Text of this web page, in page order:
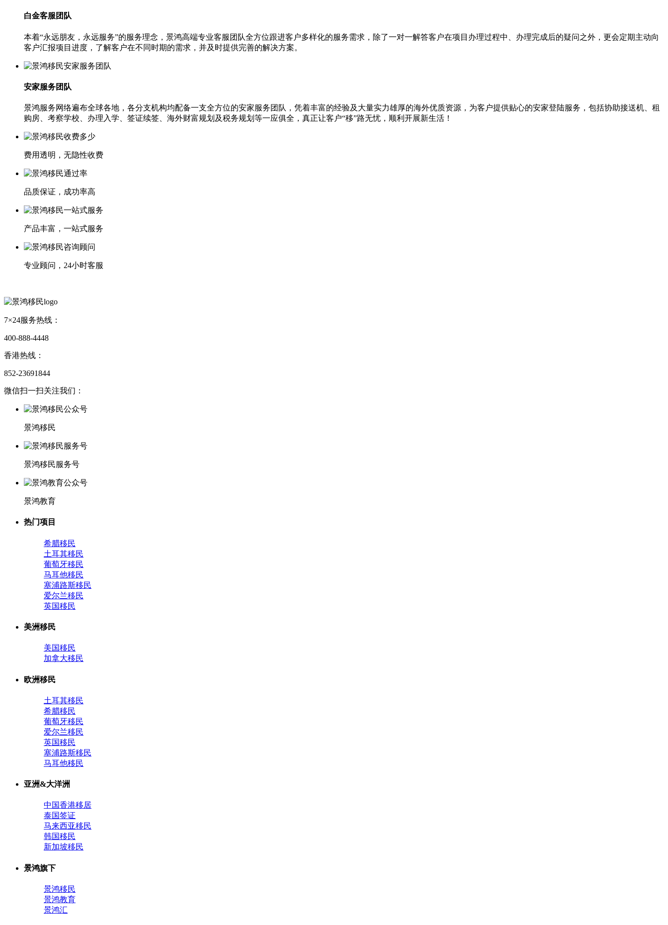
白金客服团队
本着“永远朋友，永远服务”的服务理念，景鸿高端专业客服团队全方位跟进客户多样化的服务需求，除了一对一解答客户在项目办理过程中、办理完成后的疑问之外，更会定期主动向
客户汇报项目进度，了解客户在不同时期的需求，并及时提供完善的解决方案。
安家服务团队
景鸿服务网络遍布全球各地，各分支机构均配备一支全方位的安家服务团队，凭着丰富的经验及大量实力雄厚的海外优质资源，为客户提供贴心的安家登陆服务，包括协助接送机、租
购房、考察学校、办理入学、签证续签、海外财富规划及税务规划等一应俱全，真正让客户“移”路无忧，顺利开展新生活！
费用透明，无隐性收费
品质保证，成功率高
产品丰富，一站式服务
专业顾问，24小时客服
7×24服务热线：
400-888-4448
香港热线：
852-23691844
微信扫一扫关注我们：
景鸿移民
景鸿移民服务号
景鸿教育
热门项目
希腊移民
土耳其移民
葡萄牙移民
马耳他移民
塞浦路斯移民
爱尔兰移民
英国移民
美洲移民
美国移民
加拿大移民
欧洲移民
土耳其移民
希腊移民
葡萄牙移民
爱尔兰移民
英国移民
塞浦路斯移民
马耳他移民
亚洲&大洋洲
中国香港移居
泰国签证
马来西亚移民
韩国移民
新加坡移民
景鸿旗下
景鸿移民
景鸿教育
景鸿汇